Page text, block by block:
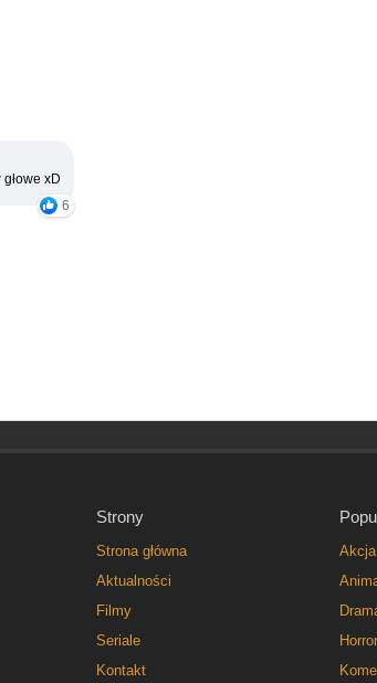
xD
6
Strony
Strona główna
Aktualności
Filmy
Seriale
Kontakt
Akcja
Horror